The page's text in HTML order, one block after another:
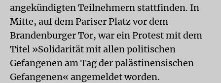
angekündigten Teilnehmern stattfinden. In
Mitte, auf dem Pariser Platz vor dem
Brandenburger Tor, war ein Protest mit dem
Titel »Solidarität mit allen politischen
Gefangenen am Tag der palästinensischen
Gefangenen« angemeldet worden.